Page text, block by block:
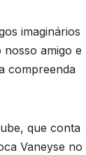
imaginários
amigo e
compreenda
que conta
Vaneyse no